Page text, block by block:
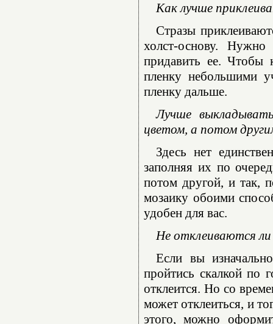
Как лучше
Стразы
холст-основу.
придавить ее. Чтобы
пленку небольшими
пленку дальше.
Лучше
цветом, а потом
Здесь нет
заполняя их по
потом другой, и так,
мозаику обоими
удобен для вас.
Не отклеиваются ли
Если вы
пройтись скалкой по
отклеится. Но со
может отклеиться, и
этого, можно